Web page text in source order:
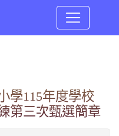
學115年度學校
第三次甄選簡章